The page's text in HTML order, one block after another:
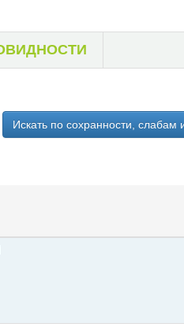
Искать по сохранности, слабам